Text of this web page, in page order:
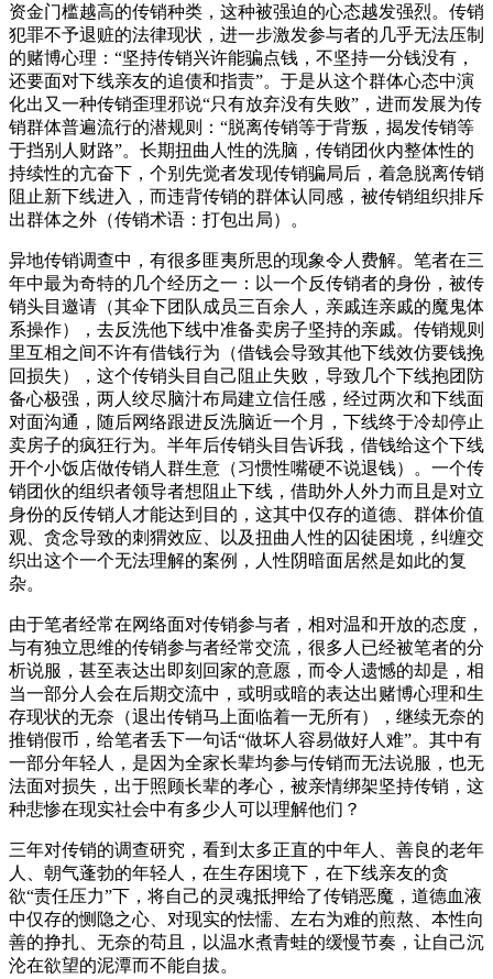
资金门槛越高的传销种类，这种被强迫的心态越发强烈。传销
犯罪不予退赃的法律现状，进一步激发参与者的几乎无法压制
的赌博心理：“坚持传销兴许能骗点钱，不坚持一分钱没有，
还要面对下线亲友的追债和指责”。于是从这个群体心态中演
化出又一种传销歪理邪说“只有放弃没有失败”，进而发展为传
销群体普遍流行的潜规则：“脱离传销等于背叛，揭发传销等
于挡别人财路”。长期扭曲人性的洗脑，传销团伙内整体性的
持续性的亢奋下，个别先觉者发现传销骗局后，着急脱离传销
阻止新下线进入，而违背传销的群体认同感，被传销组织排斥
出群体之外（传销术语：打包出局）。
异地传销调查中，有很多匪夷所思的现象令人费解。笔者在三
年中最为奇特的几个经历之一：以一个反传销者的身份，被传
销头目邀请（其伞下团队成员三百余人，亲戚连亲戚的魔鬼体
系操作），去反洗他下线中准备卖房子坚持的亲戚。传销规则
里互相之间不许有借钱行为（借钱会导致其他下线效仿要钱挽
回损失），这个传销头目自己阻止失败，导致几个下线抱团防
备心极强，两人绞尽脑汁布局建立信任感，经过两次和下线面
对面沟通，随后网络跟进反洗脑近一个月，下线终于冷却停止
卖房子的疯狂行为。半年后传销头目告诉我，借钱给这个下线
开个小饭店做传销人群生意（习惯性嘴硬不说退钱）。一个传
销团伙的组织者领导者想阻止下线，借助外人外力而且是对立
身份的反传销人才能达到目的，这其中仅存的道德、群体价值
观、贪念导致的刺猬效应、以及扭曲人性的囚徒困境，纠缠交
织出这个一个无法理解的案例，人性阴暗面居然是如此的复
杂。
由于笔者经常在网络面对传销参与者，相对温和开放的态度，
与有独立思维的传销参与者经常交流，很多人已经被笔者的分
析说服，甚至表达出即刻回家的意愿，而令人遗憾的却是，相
当一部分人会在后期交流中，或明或暗的表达出赌博心理和生
存现状的无奈（退出传销马上面临着一无所有），继续无奈的
推销假币，给笔者丢下一句话“做坏人容易做好人难”。其中有
一部分年轻人，是因为全家长辈均参与传销而无法说服，也无
法面对损失，出于照顾长辈的孝心，被亲情绑架坚持传销，这
种悲惨在现实社会中有多少人可以理解他们？
三年对传销的调查研究，看到太多正直的中年人、善良的老年
人、朝气蓬勃的年轻人，在生存困境下，在下线亲友的贪
欲“责任压力”下，将自己的灵魂抵押给了传销恶魔，道德血液
中仅存的恻隐之心、对现实的怯懦、左右为难的煎熬、本性向
善的挣扎、无奈的苟且，以温水煮青蛙的缓慢节奏，让自己沉
沦在欲望的泥潭而不能自拔。